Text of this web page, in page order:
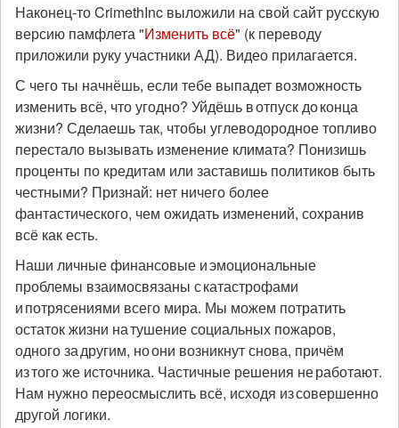
Наконец-то CrimethInc выложили на свой сайт русскую
версию памфлета "Изменить всё" (к переводу
приложили руку участники АД). Видео прилагается.
С чего ты начнёшь, если тебе выпадет возможность
изменить всё, что угодно? Уйдёшь в отпуск до конца
жизни? Сделаешь так, чтобы углеводородное топливо
перестало вызывать изменение климата? Понизишь
проценты по кредитам или заставишь политиков быть
честными? Признай: нет ничего более
фантастического, чем ожидать изменений, сохранив
всё как есть.
Наши личные финансовые и эмоциональные
проблемы взаимосвязаны с катастрофами
и потрясениями всего мира. Мы можем потратить
остаток жизни на тушение социальных пожаров,
одного за другим, но они возникнут снова, причём
из того же источника. Частичные решения не работают.
Нам нужно переосмыслить всё, исходя из совершенно
другой логики.